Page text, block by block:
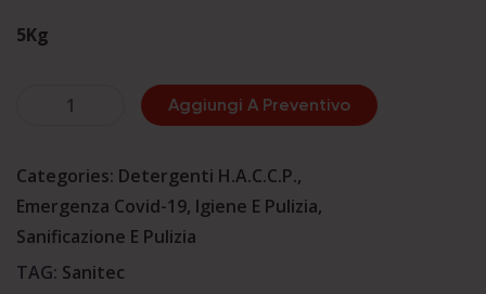
5Kg
Sapone
-
SECURGERM
5KG
quantità
Aggiungi A Preventivo
Categories: Detergenti H.A.C.C.P.,
Emergenza Covid-19, Igiene E Pulizia,
Sanificazione E Pulizia
TAG: Sanitec